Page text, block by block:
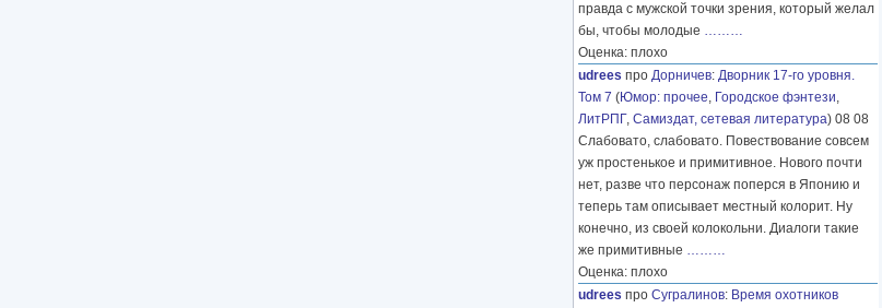
правда с мужской точки зрения, который желал
бы, чтобы молодые ………
Оценка: плохо
udrees про Дорничев: Дворник 17-го уровня.
Том 7 (Юмор: прочее, Городское фэнтези,
ЛитРПГ, Самиздат, сетевая литература) 08 08
Слабовато, слабовато. Повествование совсем
уж простенькое и примитивное. Нового почти
нет, разве что персонаж поперся в Японию и
теперь там описывает местный колорит. Ну
конечно, из своей колокольни. Диалоги такие
же примитивные ………
Оценка: плохо
udrees про Сугралинов: Время охотников